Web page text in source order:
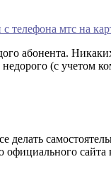
телефона мтс на
абонента.
(с учетом
делать